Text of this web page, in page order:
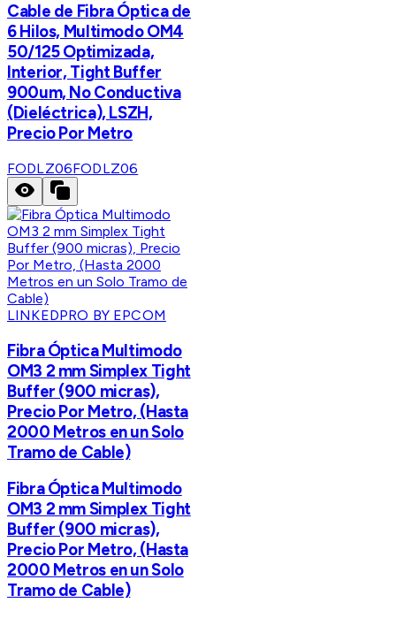
Cable de Fibra Óptica de
6 Hilos, Multimodo OM4
50/125 Optimizada,
Interior, Tight Buffer
900um, No Conductiva
(Dieléctrica), LSZH,
Precio Por Metro
FODLZ06FODLZ06
LINKEDPRO BY EPCOM
Fibra Óptica Multimodo
OM3 2 mm Simplex Tight
Buffer (900 micras),
Precio Por Metro, (Hasta
2000 Metros en un Solo
Tramo de Cable)
Fibra Óptica Multimodo
OM3 2 mm Simplex Tight
Buffer (900 micras),
Precio Por Metro, (Hasta
2000 Metros en un Solo
Tramo de Cable)